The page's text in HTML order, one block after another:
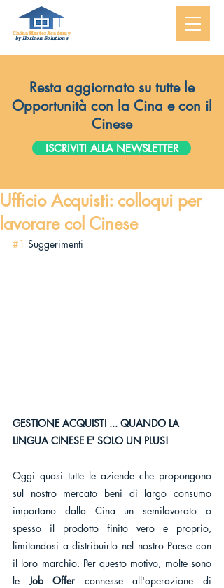
ChinaMasterAcademy
by Horizon Solutions
Resta aggiornato su tutte le
Opportunità con la Cina e con il
Cinese
ISCRIVITI ALLA NEWSLETTER
Ufficio Acquisti: colloqui per
lavorare col Cinese
#1 Suggerimenti
GESTIONE ACQUISTI ... QUANDO LA
LINGUA CINESE E' SOLO UN PLUS!
Oggi quasi tutte le aziende che propongono
sul nostro mercato beni di largo consumo
importano dalla Cina un semilavorato o
spesso il prodotto finito vero e proprio,
limitandosi a distribuirlo nel nostro Paese con
il loro marchio. Per questo motivo, molte sono
le
Job Offer connesse all'operazione di